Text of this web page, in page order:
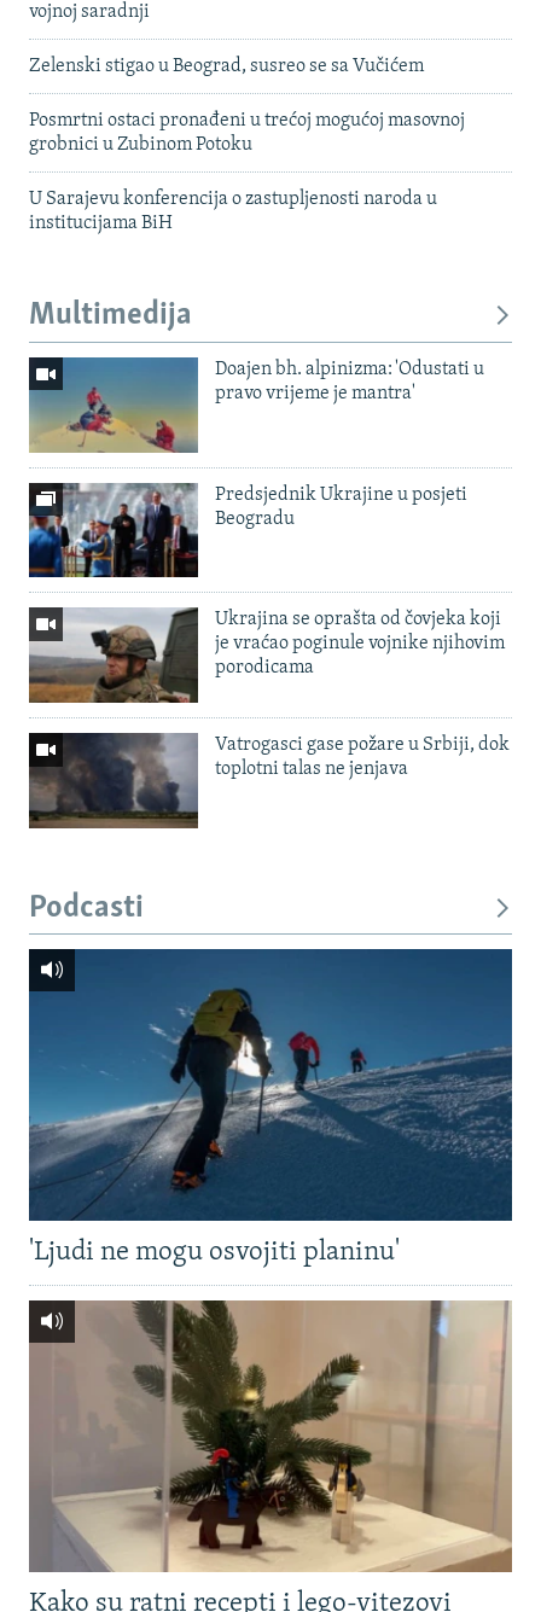
vojnoj saradnji
Zelenski stigao u Beograd, susreo se sa Vučićem
Posmrtni ostaci pronađeni u trećoj mogućoj masovnoj
grobnici u Zubinom Potoku
U Sarajevu konferencija o zastupljenosti naroda u
institucijama BiH
Multimedija
Doajen bh. alpinizma: 'Odustati u
pravo vrijeme je mantra'
Predsjednik Ukrajine u posjeti
Beogradu
Ukrajina se oprašta od čovjeka koji
je vraćao poginule vojnike njihovim
porodicama
Vatrogasci gase požare u Srbiji, dok
toplotni talas ne jenjava
Podcasti
'Ljudi ne mogu osvojiti planinu'
Kako su ratni recepti i lego-vitezovi